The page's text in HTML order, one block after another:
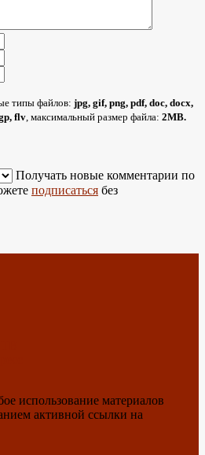
типы файлов: jpg, gif, png, pdf, doc, docx,
flv, максимальный размер файла: 2MB.
Получать новые комментарии по
подписаться без
использование материалов
активной ссылки на